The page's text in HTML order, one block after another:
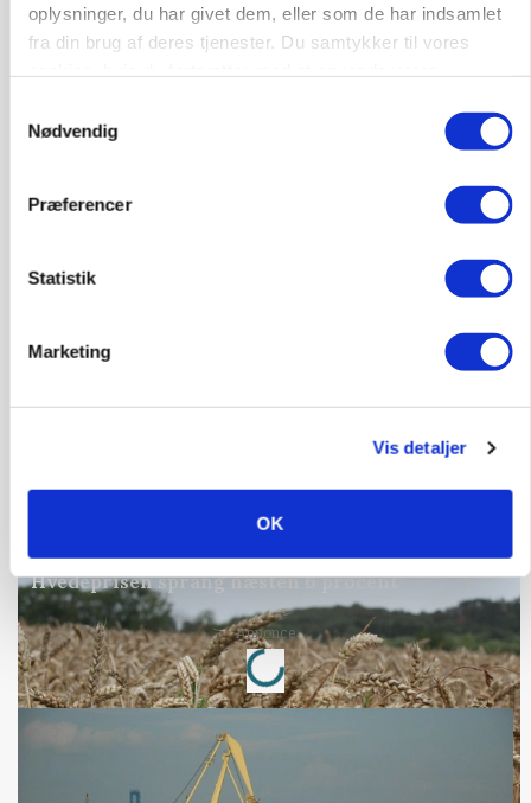
oplysninger, du har givet dem, eller som de har indsamlet
fra din brug af deres tjenester. Du samtykker til vores
Nødvendig
Præferencer
Statistik
Marketing
Vis detaljer
OK
Skrabeæg i frit fald, mens økoprisen står
bomstille
BUSINESS
MARKED
Hvedeprisen sprang næsten 6 procent
Annonce
Loading...